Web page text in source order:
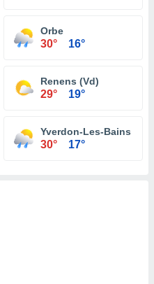
Orbe
30° 16°
Renens (Vd)
29° 19°
Yverdon-Les-Bains
30° 17°